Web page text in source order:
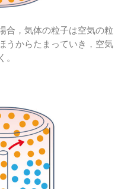
合，気体の粒子は空気の粒
うからたまっていき，空気